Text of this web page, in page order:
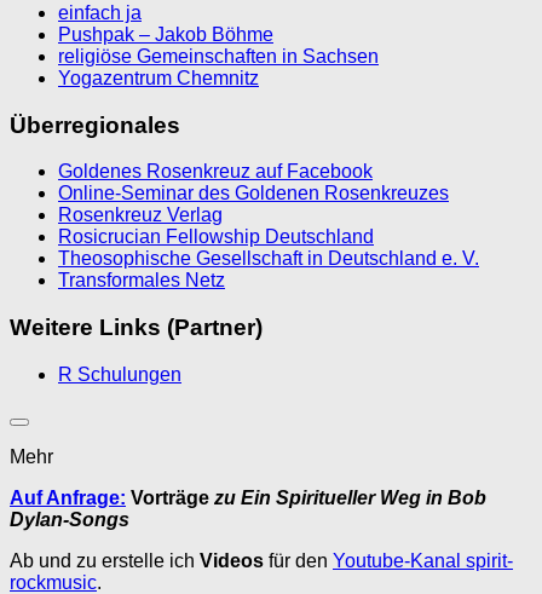
einfach ja
Pushpak – Jakob Böhme
religiöse Gemeinschaften in Sachsen
Yogazentrum Chemnitz
Überregionales
Goldenes Rosenkreuz auf Facebook
Online-Seminar des Goldenen Rosenkreuzes
Rosenkreuz Verlag
Rosicrucian Fellowship Deutschland
Theosophische Gesellschaft in Deutschland e. V.
Transformales Netz
Weitere Links (Partner)
R Schulungen
Mehr
Auf Anfrage: Vorträge zu Ein Spiritueller Weg in Bob
Dylan-Songs
Ab und zu erstelle ich Videos für den Youtube-Kanal spirit-
rockmusic.